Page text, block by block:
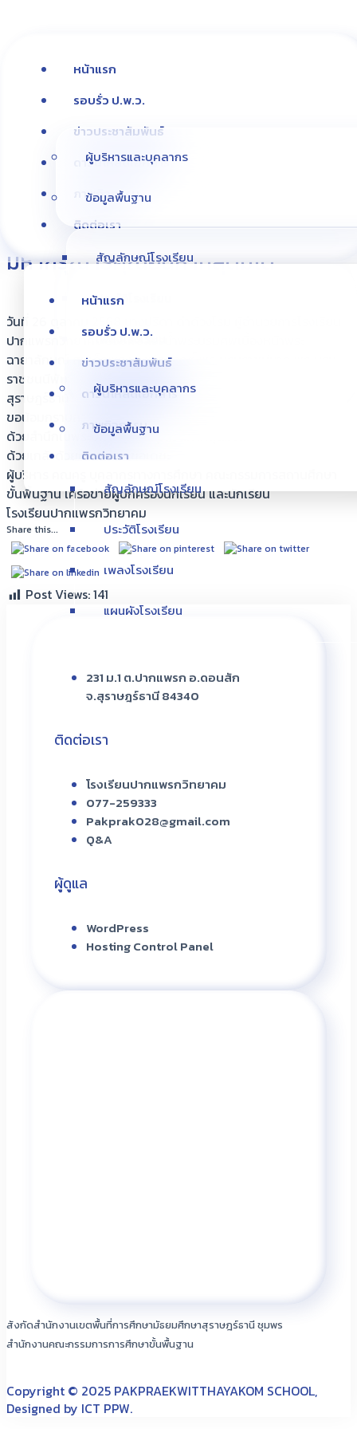
หน้าแรก
รอบรั่ว ป.พ.ว.
ผู้บริหารและบุคลากร
ข้อมูลพื้นฐาน
สัญลักษณ์โรงเรียน
ประวัติโรงเรียน
เพลงโรงเรียน
แผนผังโรงเรียน
ข่าวประชาสัมพันธ์
ดาวน์โหลดเอกสาร
ภาพกิจกรรม
ติดต่อเรา
หน้าแรก
รอบรั่ว ป.พ.ว.
ผู้บริหารและบุคลากร
ข้อมูลพื้นฐาน
สัญลักษณ์โรงเรียน
ประวัติโรงเรียน
เพลงโรงเรียน
แผนผังโรงเรียน
ข่าวประชาสัมพันธ์
ดาวน์โหลดเอกสาร
ภาพกิจกรรม
ติดต่อเรา
ขอน้อมกราบถวายอาลัย พระผู้เสด็จสู่
สวรรคาลัย ด้วยสำนึกในพระ
มหากรุณาธิคุณอันหาที่สุดมิได้
วันที่ 26 ตุลาคม 2568 นางปรีดา ดำด้วงโรม ผู้อำนวยการโรงเรียน
ปากแพรกวิทยาคม ร่วมพิธีสรงน้ำพระบรมศพเบื้องหน้าพระ
ฉายาลักษณ์ สมเด็จพระนางเจ้าสิริกิติ์ พระบรมราชินีนาถ พระบรม
ราชชนนีพันปีหลวง ณ วัดกลางใหม่ อำเภอเมืองสุราษฎร์ธานี จังหวัด
สุราษฎร์ธานี
ขอน้อมกราบถวายอาลัย พระผู้เสด็จสู่สวรรคาลัย
ด้วยสำนึกในพระมหากรุณาธิคุณอันหาที่สุดมิได้
ด้วยเกล้าด้วยกระหม่อม ขอเดชะ
ผู้บริหาร คณครู บุคลากรทางการศึกษา คณะกรรมการสถานศึกษา
ขั้นพื้นฐาน เครือข่ายผู้ปกครองนักเรียน และนักเรียน
โรงเรียนปากแพรกวิทยาคม
Share this...
Post Views:141
231 ม.1 ต.ปากแพรก อ.ดอนสัก
จ.สุราษฎร์ธานี 84340
ติดต่อเรา
โรงเรียนปากแพรกวิทยาคม
077-259333
Pakprak028@gmail.com
Q&A
ผู้ดูแล
WordPress
Hosting Control Panel
สังกัดสำนักงานเขตพื้นที่การศึกษามัธยมศึกษาสุราษฎร์ธานี ชุมพร
สำนักงานคณะกรรมการการศึกษาขั้นพื้นฐาน
Copyright © 2025 PAKPRAEKWITTHAYAKOM SCHOOL,
Designed by ICT PPW.